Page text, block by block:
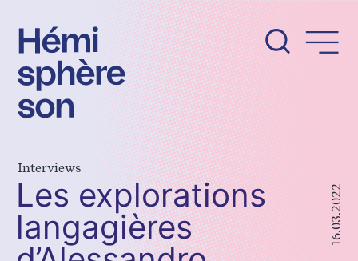
contenu
Interviews
Les explorations
langagières
16.03.2022